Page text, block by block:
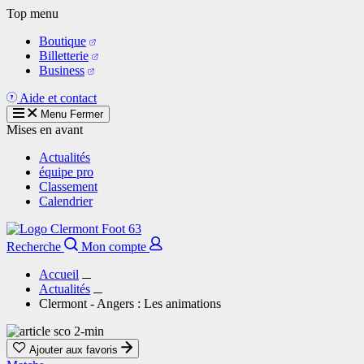
Aller
contenu
principal
Top menu
Boutique
Billetterie
Business
Aide et contact
Menu Fermer
Mises en avant
Actualités
équipe pro
Classement
Calendrier
Recherche
Mon compte
Accueil
Actualités
Clermont - Angers : Les animations
Ajouter aux favoris